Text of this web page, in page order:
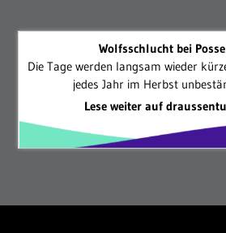
Wolfsschlucht bei
Die Tage werden langsam wieder
jedes Jahr im Herbst
Lese weiter auf